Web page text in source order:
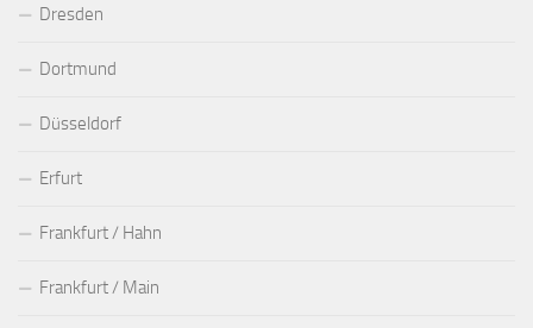
Dresden
Dortmund
Düsseldorf
Erfurt
Frankfurt / Hahn
Frankfurt / Main